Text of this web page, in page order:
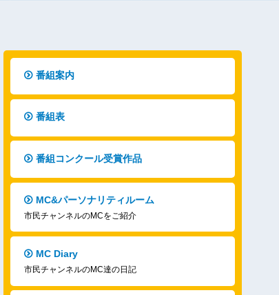
番組案内
番組表
番組コンクール受賞作品
MC&パーソナリティルーム
市民チャンネルのMCをご紹介
MC Diary
市民チャンネルのMC達の日記